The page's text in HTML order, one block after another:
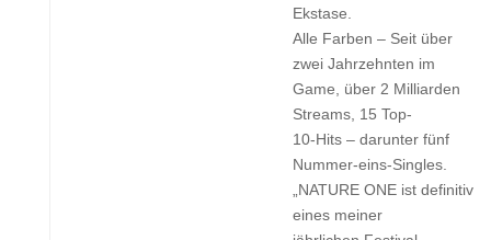
Ekstase.
Alle Farben – Seit über
zwei Jahrzehnten im
Game, über 2 Milliarden
Streams, 15 Top-
10-Hits – darunter fünf
Nummer-eins-Singles.
„NATURE ONE ist definitiv
eines meiner